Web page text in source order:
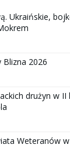
Ukraińskie,
2026
drużyn w II
Weteranów